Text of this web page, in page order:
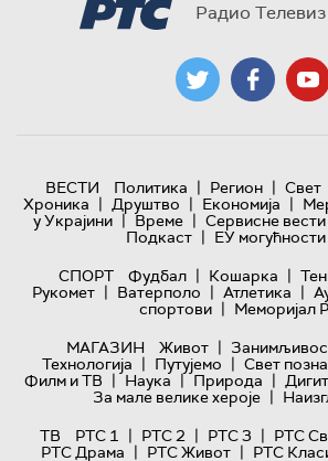
Радио
ВЕСТИ Политика | Регион | Свет
Хроника | Друштво | Економија |
у Украјини | Време | Сервисне вести
Подкаст | ЕУ
СПОРТ
Фудбал | Кошарка |
Рукомет | Ватерполо | Атлетика |
спортови | Меморијал
МАГАЗИН
Живот |
Технологијa | Путујемо | Свет
Филм и ТВ | Наука | Природа |
За мале велике хероје |
ТВ
РТС 1 | РТС 2 | РТС 3 | РТС
РТС Драма | РТС Живот | РТС